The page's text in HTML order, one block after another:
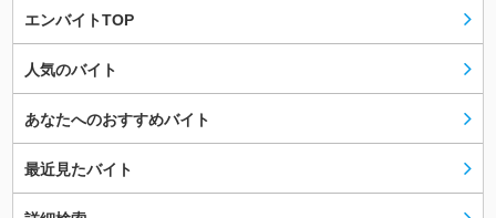
エンバイトTOP
人気のバイト
あなたへのおすすめバイト
最近見たバイト